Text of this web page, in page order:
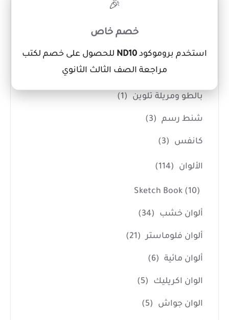
ادوات الفنانين (14)
اداوت حفر (7)
بالطو ومريلة تلوين (1)
شنط رسم (3)
كانفس (3)
الألوان (114)
Sketch Book (10)
ألوان خشب (34)
ألوان فلوماستر (21)
ألوان مائية (6)
الوان اكريليك (5)
الوان جواش (5)
🎉
خصم خاص
استخدم بروموكود ND10 للحصول على خصم لكتب
مراجعة الصف الثالث الثانوي